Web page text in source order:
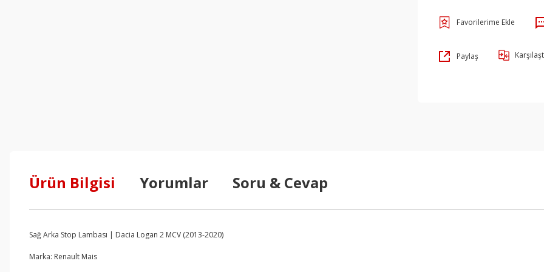
Paylaş
Ürün Bilgisi Yorumlar Soru & Cevap
Sağ Arka Stop Lambası | Dacia Logan 2 MCV (2013-2020)
Marka: Renault Mais